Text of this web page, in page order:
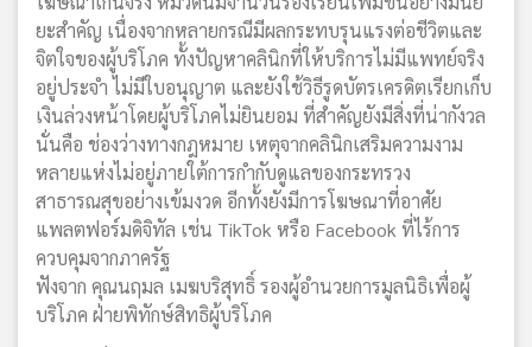
ยะสำคัญ เนื่องจากหลายกรณีมีผลกระทบรุนแรงต่อชีวิตและ
จิตใจของผู้บริโภค ทั้งปัญหาคลินิกที่ให้บริการไม่มีแพทย์จริง
อยู่ประจำ ไม่มีใบอนุญาต และยังใช้วิธีรูดบัตรเครดิตเรียกเก็บ
เงินล่วงหน้าโดยผู้บริโภคไม่ยินยอม ที่สำคัญยังมีสิ่งที่น่ากังวล
นั่นคือ ช่องว่างทางกฎหมาย เหตุจากคลินิกเสริมความงาม
หลายแห่งไม่อยู่ภายใต้การกำกับดูแลของกระทรวง
สาธารณสุขอย่างเข้มงวด อีกทั้งยังมีการโฆษณาที่อาศัย
แพลตฟอร์มดิจิทัล เช่น TikTok หรือ Facebook ที่ไร้การ
ควบคุมจากภาครัฐ
ฟังจาก คุณนฤมล เมฆบริสุทธิ์ รองผู้อำนวยการมูลนิธิเพื่อผู้
บริโภค ฝ่ายพิทักษ์สิทธิผู้บริโภค